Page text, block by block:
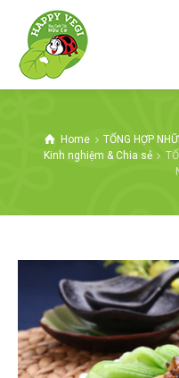
Home
TỔNG HỢP
Kinh nghiệm & Chia sẻ